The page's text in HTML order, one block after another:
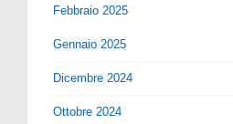
Febbraio 2025
Gennaio 2025
Dicembre 2024
Ottobre 2024